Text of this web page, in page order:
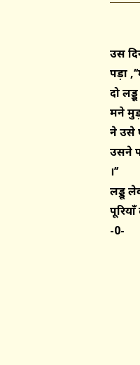
उस
पड़ा
दो
मैंने
ने उसे
उसने
।’’
लड्डू
-0-